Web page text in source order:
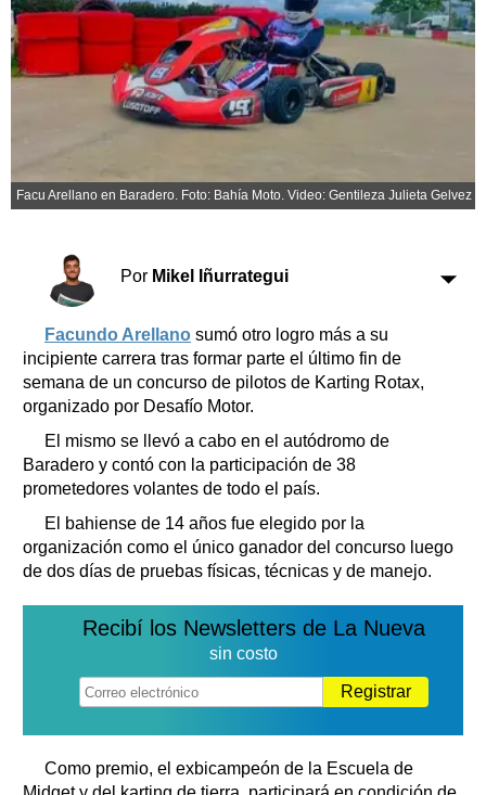
libre
Tecnología
Turismo
Salud
Es viral
Fúnebres
Horóscopo
Suplementos
Servicios
Farmacias
Transportes
Loterías
Datos Útiles
Fúnebres
Edictos
Teléfonos de urgencia
Facu Arellano en Baradero. Foto: Bahía Moto. Video: Gentileza Julieta Gelvez
Por Mikel Iñurrategui
Facundo Arellano sumó otro logro más a su
incipiente carrera tras formar parte el último fin de
semana de un concurso de pilotos de Karting Rotax,
organizado por Desafío Motor.
El mismo se llevó a cabo en el autódromo de
Baradero y contó con la participación de 38
prometedores volantes de todo el país.
El bahiense de 14 años fue elegido por la
organización como el único ganador del concurso luego
de dos días de pruebas físicas, técnicas y de manejo.
Recibí los Newsletters de La Nueva
sin costo
Registrar
Como premio, el exbicampeón de la Escuela de